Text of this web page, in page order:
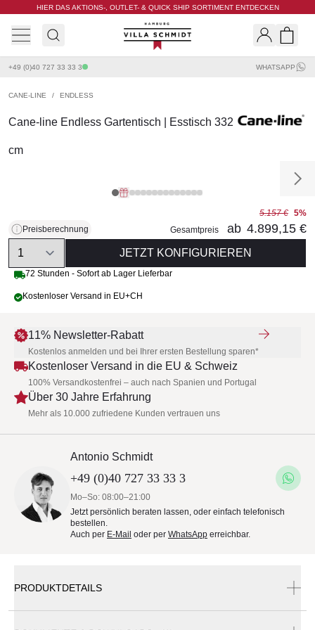
HIER DAS AKTIONS-, OUTLET- & QUICK SHIP SORTIMENT ENTDECKEN
Villa Schmidt
+49 (0)40 727 33 33 3 WHATSAPP
CANE-LINE / ENDLESS
Cane-line Endless Gartentisch | Esstisch 332
cm
Preisberechnung
5.157 € 5%
Gesamtpreis
ab 4.899,15 €
Quantity
JETZT KONFIGURIEREN
72 Stunden - Sofort ab Lager Lieferbar
Kostenloser Versand in EU+CH
11% Newsletter-Rabatt
Kostenlos anmelden und bei Ihrer ersten Bestellung sparen*
Kostenloser Versand in die EU & Schweiz
100% Versandkostenfrei – auch nach Spanien und Portugal
Über 30 Jahre Erfahrung
Mehr als 10.000 zufriedene Kunden vertrauen uns
Antonio Schmidt
+49 (0)40 727 33 33 3
Mo–So: 08:00–21:00
Jetzt persönlich beraten lassen, oder einfach telefonisch
bestellen.
Auch per E-Mail oder per WhatsApp erreichbar.
PRODUKTDETAILS